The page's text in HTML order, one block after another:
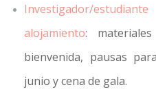
Investigador/
alojamiento:
bienvenida, pausas
junio y cena de gala.